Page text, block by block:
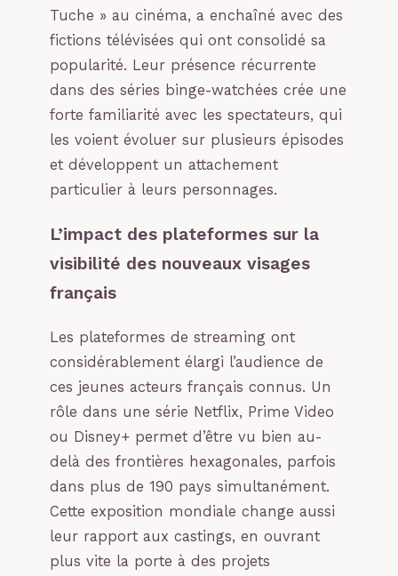
Tuche » au cinéma, a enchaîné avec des
fictions télévisées qui ont consolidé sa
popularité. Leur présence récurrente
dans des séries binge-watchées crée une
forte familiarité avec les spectateurs, qui
les voient évoluer sur plusieurs épisodes
et développent un attachement
particulier à leurs personnages.
L’impact des plateformes sur la
visibilité des nouveaux visages
français
Les plateformes de streaming ont
considérablement élargi l’audience de
ces jeunes acteurs français connus. Un
rôle dans une série Netflix, Prime Video
ou Disney+ permet d’être vu bien au-
delà des frontières hexagonales, parfois
dans plus de 190 pays simultanément.
Cette exposition mondiale change aussi
leur rapport aux castings, en ouvrant
plus vite la porte à des projets